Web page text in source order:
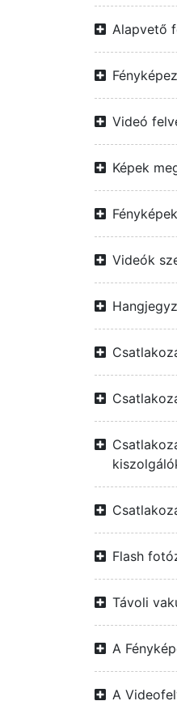
Alapvető
Videó
Képek
Videók
Flash
Távoli
A
A